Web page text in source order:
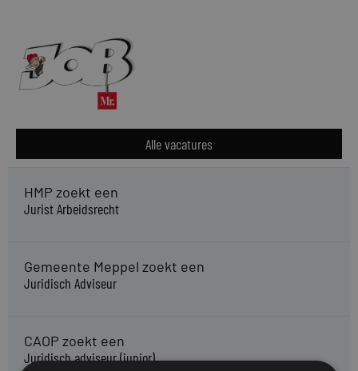
Alle vacatures
HMP zoekt een
Jurist Arbeidsrecht
Gemeente Meppel zoekt een
Juridisch Adviseur
CAOP zoekt een
Juridisch adviseur (junior)